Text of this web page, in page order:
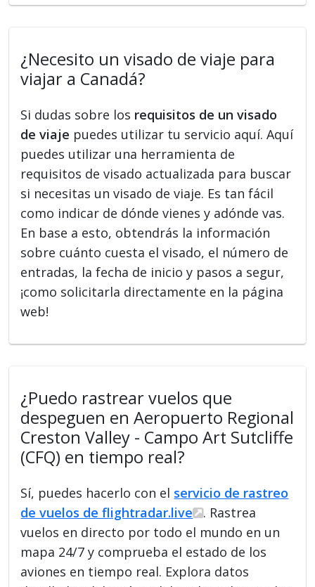
¿Necesito un visado de viaje para
viajar a Canadá?
Si dudas sobre los requisitos de un visado
de viaje puedes utilizar tu servicio aquí. Aquí
puedes utilizar una herramienta de
requisitos de visado actualizada para buscar
si necesitas un visado de viaje. Es tan fácil
como indicar de dónde vienes y adónde vas.
En base a esto, obtendrás la información
sobre cuánto cuesta el visado, el número de
entradas, la fecha de inicio y pasos a segur,
¡como solicitarla directamente en la página
web!
¿Puedo rastrear vuelos que
despeguen en Aeropuerto Regional
Creston Valley - Campo Art Sutcliffe
(CFQ) en tiempo real?
Sí, puedes hacerlo con el servicio de rastreo
de vuelos de flightradar.live
. Rastrea
vuelos en directo por todo el mundo en un
mapa 24/7 y comprueba el estado de los
aviones en tiempo real. Explora datos